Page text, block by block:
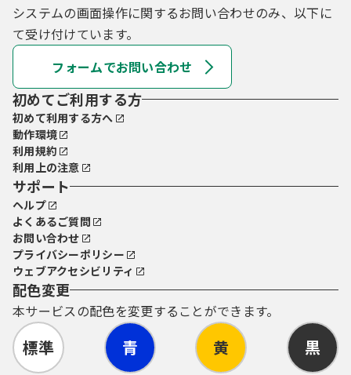
システムの画面操作に関するお問い合わせのみ、以下に
て受け付けています。
フォームでお問い合わせ
初めてご利用する方
初めて利用する方へ
動作環境
利用規約
利用上の注意
サポート
ヘルプ
よくあるご質問
お問い合わせ
プライバシーポリシー
ウェブアクセシビリティ
配色変更
本サービスの配色を変更することができます。
標準 青 黄 黒